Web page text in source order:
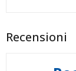
Recensioni